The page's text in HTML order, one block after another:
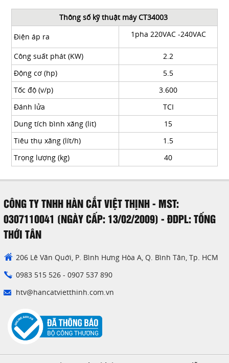
Thông số kỹ thuật máy CT34003
Điện áp ra
1pha 220VAC -240VAC
Công suất phát (KW)
2.2
Động cơ (hp)
5.5
Tốc độ (v/p)
3.600
Đánh lửa
TCI
Dung tích bình xăng (lit)
15
Tiêu thụ xăng (lít/h)
1.5
Trọng lượng (kg)
40
CÔNG TY TNHH HÀN CẮT VIỆT THỊNH - MST:
0307110041 (NGÀY CẤP: 13/02/2009) - ĐDPL: TỐNG
THỚI TÂN
206 Lê Văn Quới, P. Bình Hưng Hòa A, Q. Bình Tân, Tp. HCM
0983 515 526 - 0907 537 890
htv@hancatvietthinh.com.vn